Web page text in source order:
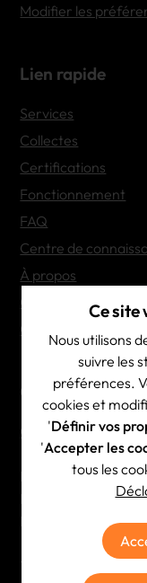
Modifier les
Lien rapide
Services
Collectes
Certifications
Fonctionnement
FAQ
Centre de
À propos
Contact
Options de transport
Coordonnées
Contact & itinéraire
Brainscape NV
BE 0444.532.687
RPR Antwerpen
Tél:
Ce site
Nous utilisons
suivre les
préférences.
cookies et
'Définir vos
'Accepter les
tous les